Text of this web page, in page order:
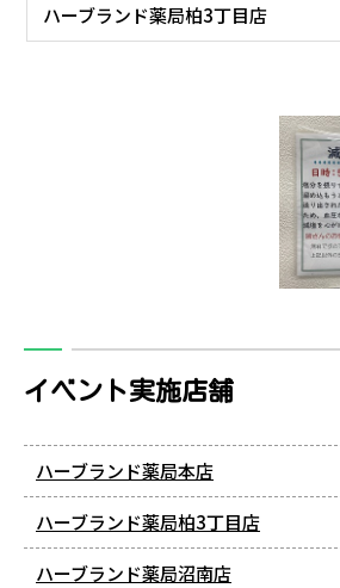
ハーブランド薬局柏3丁目店
イベント実施店舗
ハーブランド薬局本店
ハーブランド薬局柏3丁目店
ハーブランド薬局沼南店